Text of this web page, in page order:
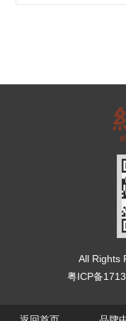
All Rights
粤ICP备